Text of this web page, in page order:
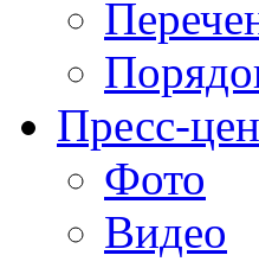
Пресс-
Фото
Видео